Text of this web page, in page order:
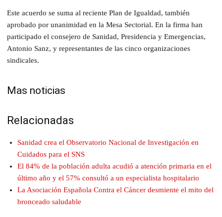
Este acuerdo se suma al reciente Plan de Igualdad, también
aprobado por unanimidad en la Mesa Sectorial. En la firma han
participado el consejero de Sanidad, Presidencia y Emergencias,
Antonio Sanz, y representantes de las cinco organizaciones
sindicales.
Mas noticias
Relacionadas
Sanidad crea el Observatorio Nacional de Investigación en
Cuidados para el SNS
El 84% de la población adulta acudió a atención primaria en el
último año y el 57% consultó a un especialista hospitalario
La Asociación Española Contra el Cáncer desmiente el mito del
bronceado saludable